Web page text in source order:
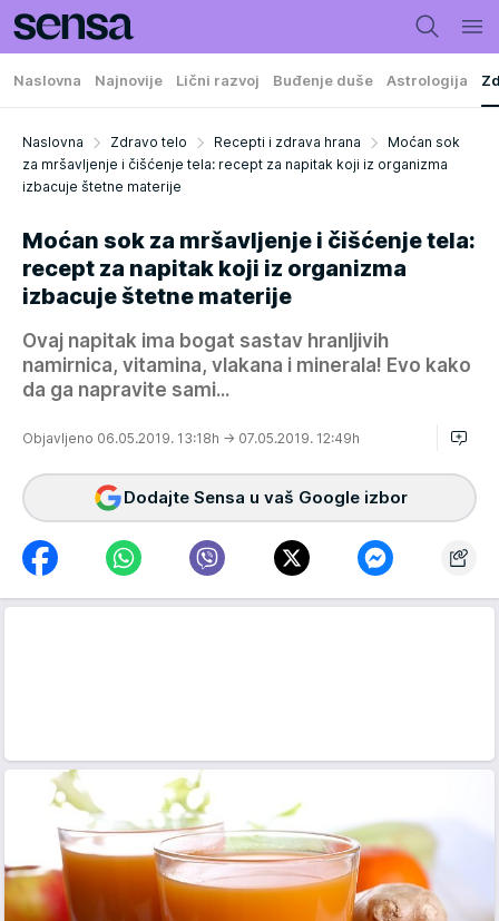
Naslovna Najnovije Lični razvoj Buđenje duše Astrologija
Naslovna Zdravo telo Recepti i zdrava hrana
Moćan sok
za mršavljenje i čišćenje tela: recept za napitak koji iz organizma
izbacuje štetne materije
Moćan sok za mršavljenje i čišćenje tela:
recept za napitak koji iz organizma
izbacuje štetne materije
Ovaj napitak ima bogat sastav hranljivih
namirnica, vitamina, vlakana i minerala! Evo kako
da ga napravite sami...
Objavljeno 06.05.2019. 13:18h → 07.05.2019. 12:49h
Dodajte Sensa u vaš Google izbor